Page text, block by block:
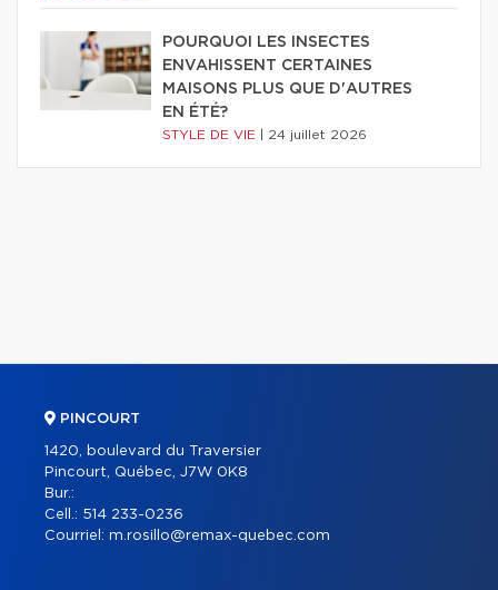
POURQUOI LES INSECTES
ENVAHISSENT CERTAINES
MAISONS PLUS QUE D'AUTRES
EN ÉTÉ?
STYLE DE VIE 24 juillet 2026
PINCOURT
1420, boulevard du Traversier
Pincourt, Québec, J7W 0K8
Bur.:
Cell.: 514 233-0236
Courriel: m.rosillo@remax-quebec.com